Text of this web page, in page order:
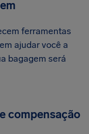
ferramentas
ajudar você a
bagagem será
compensação